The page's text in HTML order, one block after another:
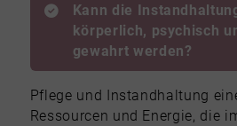
Kann die
körperlich, psychisch
gewahrt werden?
Pflege und Instandhaltung
Ressourcen und Energie, die